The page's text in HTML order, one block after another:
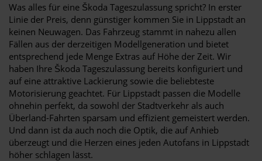
Was alles für eine Škoda Tageszulassung spricht? In erster
Linie der Preis, denn günstiger kommen Sie in Lippstadt an
keinen Neuwagen. Das Fahrzeug stammt in nahezu allen
Fällen aus der derzeitigen Modellgeneration und bietet
entsprechend jede Menge Extras auf Höhe der Zeit. Wir
haben Ihre Škoda Tageszulassung bereits konfiguriert und
auf eine attraktive Lackierung sowie die beliebteste
Motorisierung geachtet. Für Lippstadt passen die Modelle
ohnehin perfekt, da sowohl der Stadtverkehr als auch
Überland-Fahrten sparsam und effizient gemeistert werden.
Und dann ist da auch noch die Optik, die auf Anhieb
überzeugt und die Herzen eines jeden Autofans in Lippstadt
höher schlagen lässt.